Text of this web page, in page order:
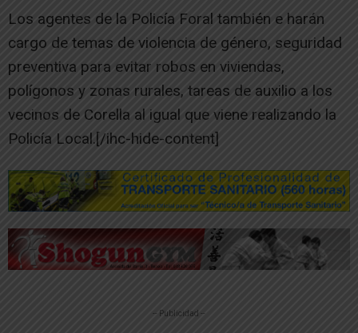
Los agentes de la Policía Foral también e harán
cargo de temas de violencia de género, seguridad
preventiva para evitar robos en viviendas,
polígonos y zonas rurales, tareas de auxilio a los
vecinos de Corella al igual que viene realizando la
Policía Local.[/ihc-hide-content]
-- Publicidad --